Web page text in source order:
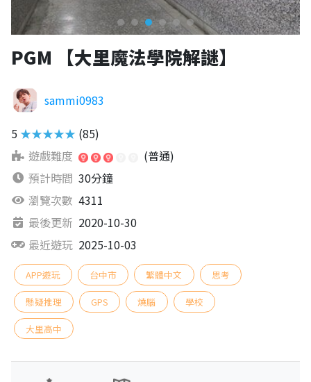
PGM 【大里魔法學院解謎】
sammi0983
5 ★★★★★ (85)
遊戲難度
(普通)
預計時間 30分鐘
瀏覽次數 4311
最後更新 2020-10-30
最近遊玩 2025-10-03
APP遊玩 台中市 繁體中文 思考
懸疑推理 GPS 燒腦 學校
大里高中